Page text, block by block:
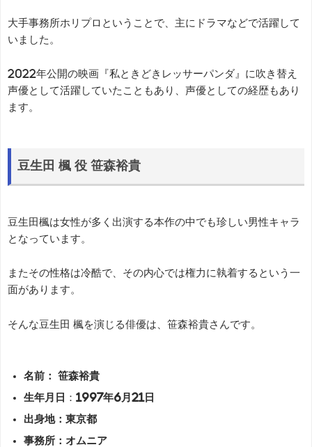
大手事務所ホリプロということで、主にドラマなどで活躍して
いました。
2022年公開の映画『私ときどきレッサーパンダ』に吹き替え
声優として活躍していたこともあり、声優としての経歴もあり
ます。
豆生田 楓 役 笹森裕貴
豆生田楓は女性が多く出演する本作の中でも珍しい男性キャラ
となっています。
またその性格は冷酷で、その内心では権力に執着するという一
面があります。
そんな豆生田 楓を演じる俳優は、笹森裕貴さんです。
名前： 笹森裕貴
生年月日 ： 1997年6月21日
出身地：東京都
事務所：オムニア